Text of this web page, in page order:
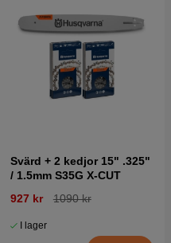
Svärd + 2 kedjor 15" .325"
/ 1.5mm S35G X-CUT
927 kr
1090 kr
I lager